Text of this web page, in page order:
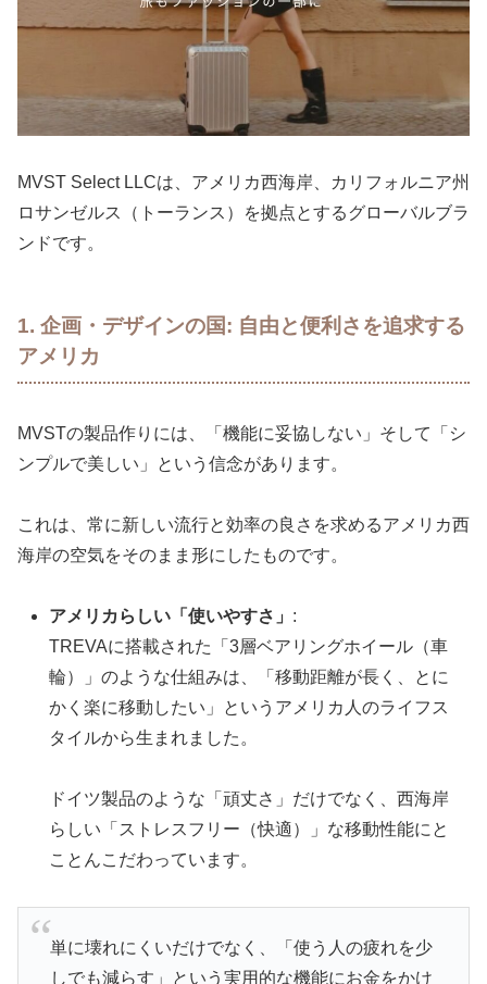
MVST Select LLCは、アメリカ西海岸、カリフォルニア州
ロサンゼルス（トーランス）を拠点とするグローバルブラ
ンドです。
1. 企画・デザインの国: 自由と便利さを追求する
アメリカ
MVSTの製品作りには、「機能に妥協しない」そして「シ
ンプルで美しい」という信念があります。
これは、常に新しい流行と効率の良さを求めるアメリカ西
海岸の空気をそのまま形にしたものです。
アメリカらしい「使いやすさ」 :
TREVAに搭載された「3層ベアリングホイール（車
輪）」のような仕組みは、「移動距離が長く、とに
かく楽に移動したい」というアメリカ人のライフス
タイルから生まれました。
ドイツ製品のような「頑丈さ」だけでなく、西海岸
らしい「ストレスフリー（快適）」な移動性能にと
ことんこだわっています。
単に壊れにくいだけでなく、「使う人の疲れを少
しでも減らす」という実用的な機能にお金をかけ